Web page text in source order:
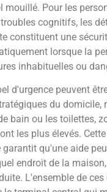
mouillé. Pour les
cognitifs, les
constituent une
lorsque la
inhabituelles ou
d'urgence peuvent
du domicile,
bain ou les toilettes,
les plus élevés.
qu'une aide
endroit de la
L'ensemble de